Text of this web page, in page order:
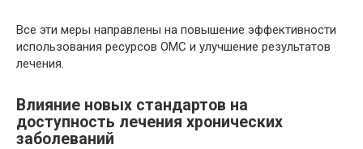
Все эти меры направлены на повышение эффективности
использования ресурсов ОМС и улучшение результатов
лечения.
Влияние новых стандартов на
доступность лечения хронических
заболеваний